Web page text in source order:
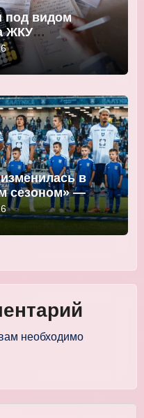
под видом
ЖКУ
данные
в
сезоном» —
необходимо